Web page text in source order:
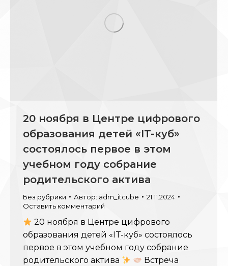
20 ноября в Центре цифрового
образования детей «IT-куб»
состоялось первое в этом
учебном году собрание
родительского актива
Без рубрики Автор: adm_itcube
21.11.2024
Оставить комментарий
20 ноября в Центре цифрового
образования детей «IT-куб» состоялось
первое в этом учебном году собрание
родительского актива
Встреча